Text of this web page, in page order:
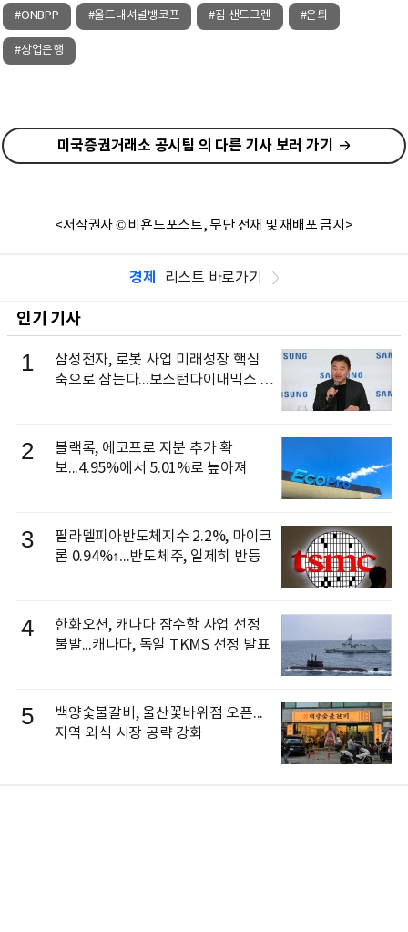
#ONBPP #올드내셔널뱅코프 #짐 샌드그렌 #은퇴
#상업은행
미국증권거래소 공시팀 의 다른 기사 보러 가기
<저작권자 © 비욘드포스트, 무단 전재 및 재배포 금지>
경제 리스트 바로가기
인기 기사
1
삼성전자, 로봇 사업 미래성장 핵심
축으로 삼는다...보스턴다이내믹스 출
2
블랙록, 에코프로 지분 추가 확
보...4.95%에서 5.01%로 높아져
3
필라델피아반도체지수 2.2%, 마이크
론 0.94%↑...반도체주, 일제히 반등
4
한화오션, 캐나다 잠수함 사업 선정
불발...캐나다, 독일 TKMS 선정 발표
5
백양숯불갈비, 울산꽃바위점 오픈...
지역 외식 시장 공략 강화